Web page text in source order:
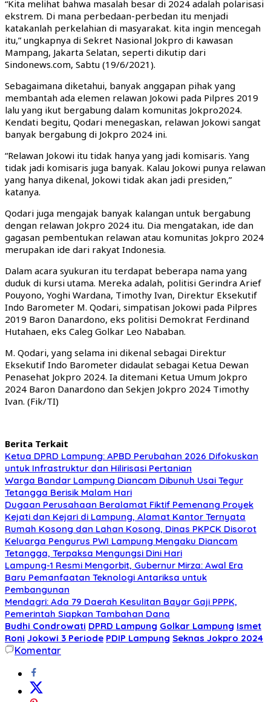
“Kita melihat bahwa masalah besar di 2024 adalah polarisasi
ekstrem. Di mana perbedaan-perbedan itu menjadi
katakanlah perkelahian di masyarakat. kita ingin mencegah
itu,” ungkapnya di Sekret Nasional Jokpro di kawasan
Mampang, Jakarta Selatan, seperti dikutip dari
Sindonews.com, Sabtu (19/6/2021).
Sebagaimana diketahui, banyak anggapan pihak yang
membantah ada elemen relawan Jokowi pada Pilpres 2019
lalu yang ikut bergabung dalam komunitas Jokpro2024.
Kendati begitu, Qodari menegaskan, relawan Jokowi sangat
banyak bergabung di Jokpro 2024 ini.
“Relawan Jokowi itu tidak hanya yang jadi komisaris. Yang
tidak jadi komisaris juga banyak. Kalau Jokowi punya relawan
yang hanya dikenal, Jokowi tidak akan jadi presiden,”
katanya.
Qodari juga mengajak banyak kalangan untuk bergabung
dengan relawan Jokpro 2024 itu. Dia mengatakan, ide dan
gagasan pembentukan relawan atau komunitas Jokpro 2024
merupakan ide dari rakyat Indonesia.
Dalam acara syukuran itu terdapat beberapa nama yang
duduk di kursi utama. Mereka adalah, politisi Gerindra Arief
Pouyono, Yoghi Wardana, Timothy Ivan, Direktur Eksekutif
Indo Barometer M. Qodari, simpatisan Jokowi pada Pilpres
2019 Baron Danardono, eks politisi Demokrat Ferdinand
Hutahaen, eks Caleg Golkar Leo Nababan.
M. Qodari, yang selama ini dikenal sebagai Direktur
Eksekutif Indo Barometer didaulat sebagai Ketua Dewan
Penasehat Jokpro 2024. Ia ditemani Ketua Umum Jokpro
2024 Baron Danardono dan Sekjen Jokpro 2024 Timothy
Ivan. (Fik/TI)
Berita Terkait
Ketua DPRD Lampung: APBD Perubahan 2026 Difokuskan
untuk Infrastruktur dan Hilirisasi Pertanian
Warga Bandar Lampung Diancam Dibunuh Usai Tegur
Tetangga Berisik Malam Hari
Dugaan Perusahaan Beralamat Fiktif Pemenang Proyek
Kejati dan Kejari di Lampung, Alamat Kantor Ternyata
Rumah Kosong dan Lahan Kosong, Dinas PKPCK Disorot
Keluarga Pengurus PWI Lampung Mengaku Diancam
Tetangga, Terpaksa Mengungsi Dini Hari
Lampung-1 Resmi Mengorbit, Gubernur Mirza: Awal Era
Baru Pemanfaatan Teknologi Antariksa untuk
Pembangunan
Mendagri: Ada 79 Daerah Kesulitan Bayar Gaji PPPK,
Pemerintah Siapkan Tambahan Dana
Budhi Condrowati DPRD Lampung Golkar Lampung Ismet
Roni Jokowi 3 Periode PDIP Lampung Seknas Jokpro 2024
Komentar